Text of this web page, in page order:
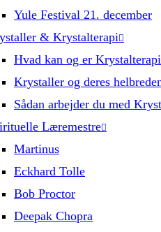
Yule Festival 21. december
& Krystalterapi
Hvad kan og er
Krystaller og deres
Sådan arbejder du med
Læremestre
Martinus
Eckhard Tolle
Bob Proctor
Deepak Chopra